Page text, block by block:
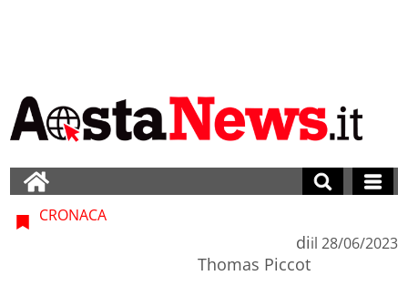
CRONACA
di
Thomas Piccot
il 28/06/2023